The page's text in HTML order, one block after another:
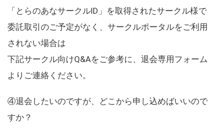
「とらのあなサークルID」を取得されたサークル様で
委託取引のご予定がなく、サークルポータルをご利用
されない場合は
下記サークル向けQ&Aをご参考に、退会専用フォーム
よりご連絡ください。
④退会したいのですが、どこから申し込めばいいので
すか？